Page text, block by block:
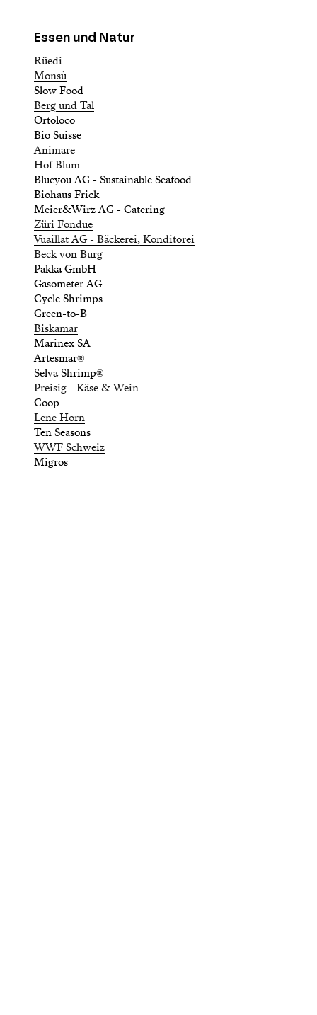
Essen und Natur
Rüedi
Monsù
Slow Food
Berg und Tal
Ortoloco
Bio Suisse
Animare
Hof Blum
Blueyou AG - Sustainable Seafood
Biohaus Frick
Meier&Wirz AG - Catering
Züri Fondue
Vuaillat AG - Bäckerei, Konditorei
Beck von Burg
Pakka GmbH
Gasometer AG
Cycle Shrimps
Green-to-B
Biskamar
Marinex SA
Artesmar®
Selva Shrimp®
Preisig - Käse & Wein
Coop
Lene Horn
Ten Seasons
WWF Schweiz
Migros